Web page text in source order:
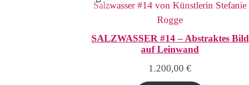
SALZWASSER #14 – Abstraktes Bild
auf Leinwand
1.200,00€